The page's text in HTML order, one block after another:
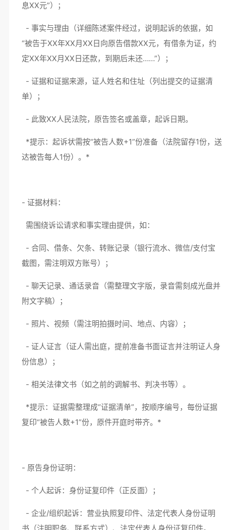
息XX元”）；
- 事实与理由（详细陈述案件经过，说明起诉的依据，如
“被告于XX年XX月XX日向原告借款XX元，有借条为证，约
定XX年XX月XX日还款，到期后未还……”）；
- 证据和证据来源，证人姓名和住址（列出提交的证据清
单）；
- 此致XX人民法院，原告签名或盖章，起诉日期。
*提示：起诉状需按“被告人数+1”份准备（法院留存1份，送
达被告每人1份）。*
- 证据材料：
需围绕诉讼请求和事实理由提供，如：
- 合同、借条、欠条、转账记录（银行流水、微信/支付宝
截图，需注明双方账号）；
- 聊天记录、通话录音（需整理文字版，录音需刻成光盘并
附文字稿）；
- 照片、视频（需注明拍摄时间、地点、内容）；
- 证人证言（证人需出庭，提前准备书面证言并注明证人身
份信息）；
- 相关法律文书（如之前的调解书、判决书等）。
*提示：证据需整理成“证据清单”，按顺序编号，每份证据
复印“被告人数+1”份，原件开庭时带齐。*
- 原告身份证明：
- 个人起诉：身份证复印件（正反面）；
- 企业/组织起诉：营业执照复印件、法定代表人身份证明